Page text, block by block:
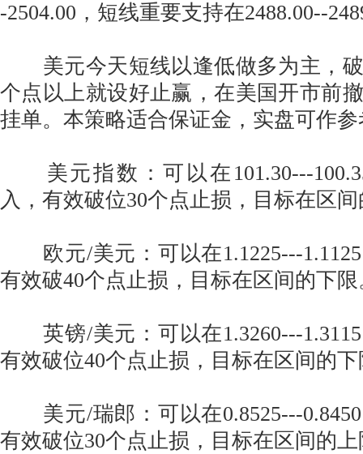
-2504.00，短线重要支持在2488.00--
美元今天短线以逢低做多为主，破
个点以上就设好止赢，在美国开市前
挂单。本策略适合保证金，实盘可作
美元指数：可以在101.30---
入，有效破位30个点止损，目标在区
欧元/美元：可以在1.1225---
有效破40个点止损，目标在区间的下限
英镑/美元：可以在1.3260---
有效破位40个点止损，目标在区间的
美元/瑞郎：可以在0.8525---
有效破位30个点止损，目标在区间的